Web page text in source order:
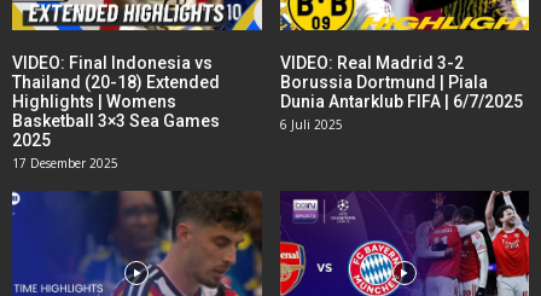
VIDEO: Final Indonesia vs
Thailand (20-18) Extended
Highlights | Womens
Basketball 3×3 Sea Games
2025
17 Desember 2025
VIDEO: Real Madrid 3-2
Borussia Dortmund | Piala
Dunia Antarklub FIFA | 6/7/2025
6 Juli 2025